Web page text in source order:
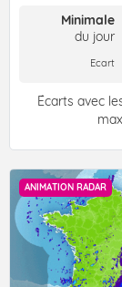
Minimale
du jour
Ecart
Écarts avec
ANIMATION RADAR